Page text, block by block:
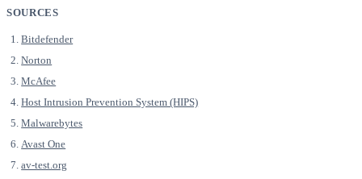
SOURCES
Bitdefender
Norton
McAfee
Host Intrusion Prevention System (HIPS)
Malwarebytes
Avast One
av-test.org